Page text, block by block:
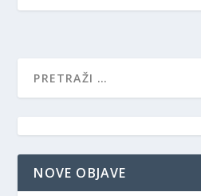
NOVE OBJAVE